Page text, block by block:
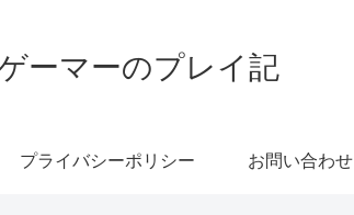
ーマーのプレイ記
プライバシーポリシー お問い合わせ